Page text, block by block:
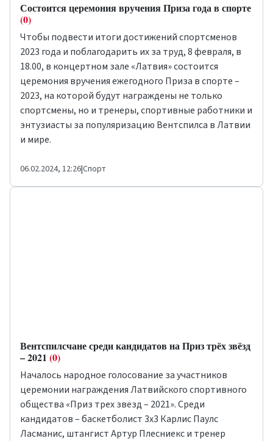
Состоится церемония вручения Приза года в спорте
(0)
Чтобы подвести итоги достижений спортсменов
2023 года и поблагодарить их за труд, 8 февраля, в
18.00, в концертном зале «Латвия» состоится
церемония вручения ежегодного Приза в спорте –
2023, на которой будут награждены не только
спортсмены, но и тренеры, спортивные работники и
энтузиасты за популяризацию Вентспилса в Латвии
и мире.
06.02.2024, 12:26|Спорт
Вентспилсчане среди кандидатов на Приз трёх звёзд
– 2021 (0)
Началось народное голосование за участников
церемонии награждения Латвийского спортивного
общества «Приз трех звезд – 2021». Среди
кандидатов – баскетболист 3x3 Карлис Паулс
Ласманис, штангист Артур Плесниекс и тренер